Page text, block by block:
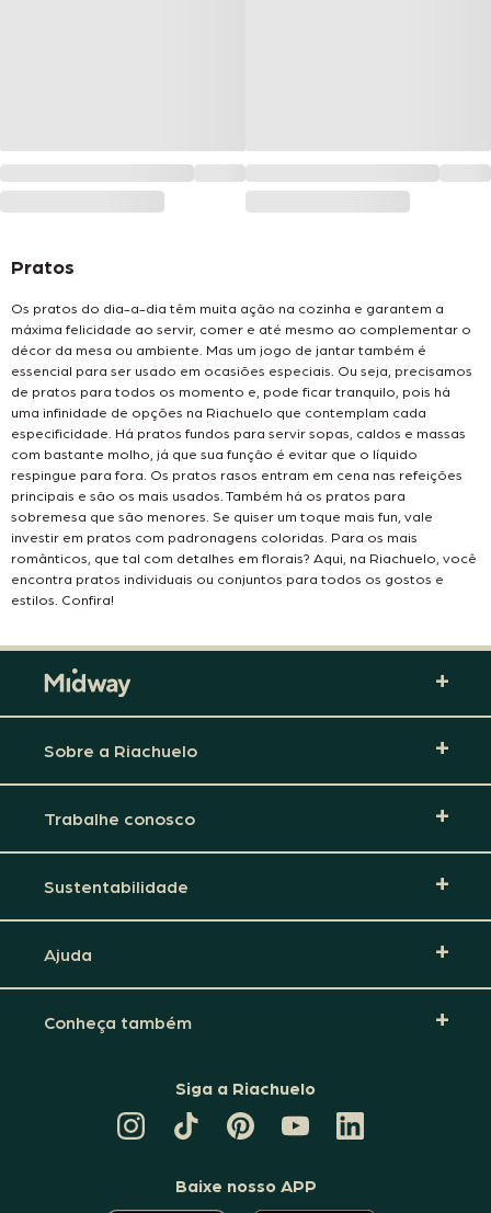
Pratos
Os pratos do dia-a-dia têm muita ação na cozinha e garantem a
máxima felicidade ao servir, comer e até mesmo ao complementar o
décor da mesa ou ambiente. Mas um jogo de jantar também é
essencial para ser usado em ocasiões especiais. Ou seja, precisamos
de pratos para todos os momento e, pode ficar tranquilo, pois há
uma infinidade de opções na Riachuelo que contemplam cada
especificidade. Há pratos fundos para servir sopas, caldos e massas
com bastante molho, já que sua função é evitar que o líquido
respingue para fora. Os pratos rasos entram em cena nas refeições
principais e são os mais usados. Também há os pratos para
sobremesa que são menores. Se quiser um toque mais fun, vale
investir em pratos com padronagens coloridas. Para os mais
românticos, que tal com detalhes em florais? Aqui, na Riachuelo, você
encontra pratos individuais ou conjuntos para todos os gostos e
estilos. Confira!
Sobre a Riachuelo
Trabalhe conosco
Sustentabilidade
Ajuda
Conheça também
Siga a Riachuelo
TIKTOK
DA
PINTEREST
DA
CANAL
DA
RIACHUELO
LINKEDIN
DA
Baixe nosso APP